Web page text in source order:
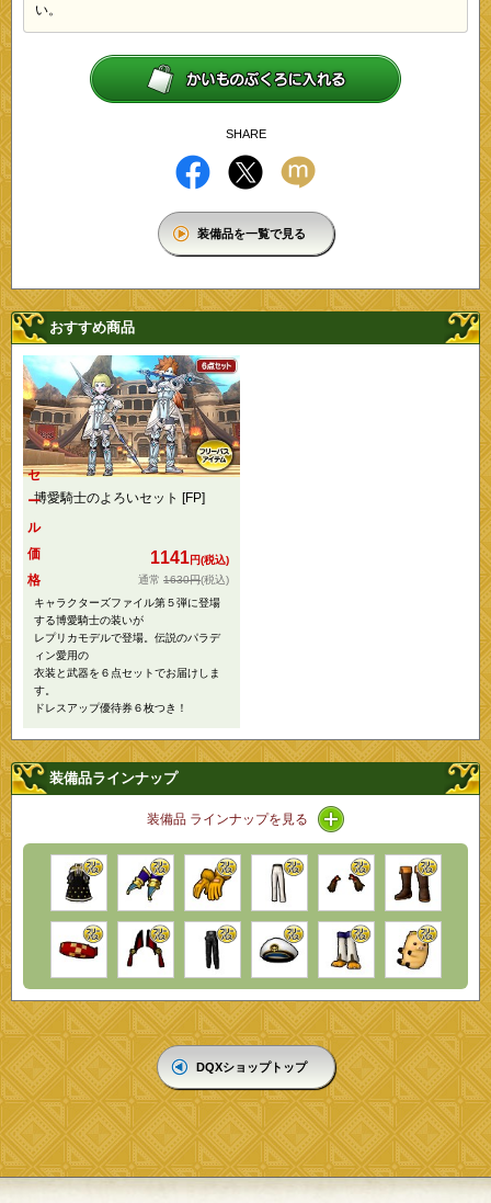
い。
SHARE
装備品を一覧で見る
おすすめ商品
博愛騎士のよろいセット [FP]
セ
ー
ル
価
格
1141円(税込)
1630円(税込)
キャラクターズファイル第５弾に登場
する博愛騎士の装いが
レプリカモデルで登場。伝説のパラデ
ィン愛用の
衣装と武器を６点セットでお届けしま
す。
ドレスアップ優待券６枚つき！
装備品ラインナップ
装備品 ラインナップを見る アイコン / ラインナッ
DQXショップトップ